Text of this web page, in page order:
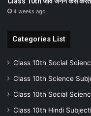
4 weeks ago
Categories List
Class 10th Social
Class 10th Science
Class 10th Social
Class 10th Hindi